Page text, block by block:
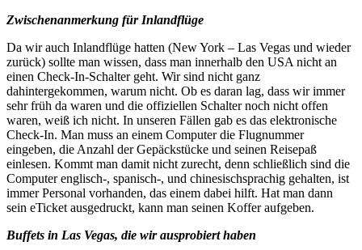
Zwischenanmerkung für Inlandflüge
Da wir auch Inlandflüge hatten (New York – Las Vegas und wieder
zurück) sollte man wissen, dass man innerhalb den USA nicht an
einen Check-In-Schalter geht. Wir sind nicht ganz
dahintergekommen, warum nicht. Ob es daran lag, dass wir immer
sehr früh da waren und die offiziellen Schalter noch nicht offen
waren, weiß ich nicht. In unseren Fällen gab es das elektronische
Check-In. Man muss an einem Computer die Flugnummer
eingeben, die Anzahl der Gepäckstücke und seinen Reisepaß
einlesen. Kommt man damit nicht zurecht, denn schließlich sind die
Computer englisch-, spanisch-, und chinesischsprachig gehalten, ist
immer Personal vorhanden, das einem dabei hilft. Hat man dann
sein eTicket ausgedruckt, kann man seinen Koffer aufgeben.
Buffets in Las Vegas, die wir ausprobiert haben